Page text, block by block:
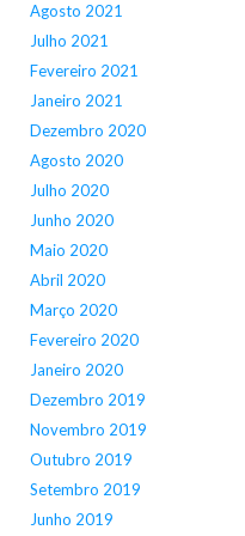
Agosto 2021
Julho 2021
Fevereiro 2021
Janeiro 2021
Dezembro 2020
Agosto 2020
Julho 2020
Junho 2020
Maio 2020
Abril 2020
Março 2020
Fevereiro 2020
Janeiro 2020
Dezembro 2019
Novembro 2019
Outubro 2019
Setembro 2019
Junho 2019